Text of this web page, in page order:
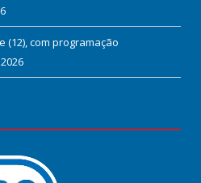
(12), com programação